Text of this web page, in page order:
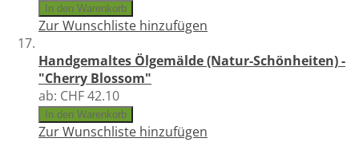
In den Warenkorb
Zur Wunschliste hinzufügen
Handgemaltes Ölgemälde (Natur-Schönheiten) -
"Cherry Blossom"
ab: CHF 42.10
In den Warenkorb
Zur Wunschliste hinzufügen